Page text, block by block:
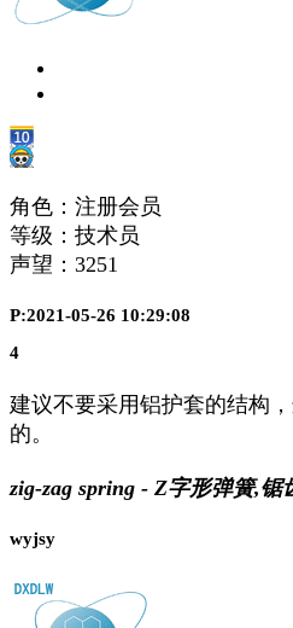
角色：注册会员
等级：技术员
声望： 3251
P:2021-05-26 10:29:08
4
建议不要采用铝护套的结构
的。
zig-zag spring - Z字形弹簧,锯
wyjsy